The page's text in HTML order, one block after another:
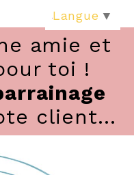
amie et
toi !
client...
Langue ▼